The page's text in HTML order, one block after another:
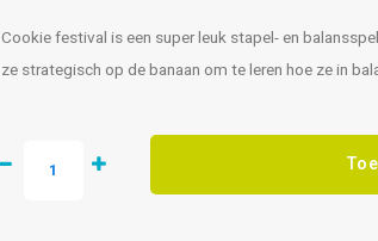
Cookie festival is een super leuk stapel- en
ze strategisch op de banaan om te leren hoe ze in